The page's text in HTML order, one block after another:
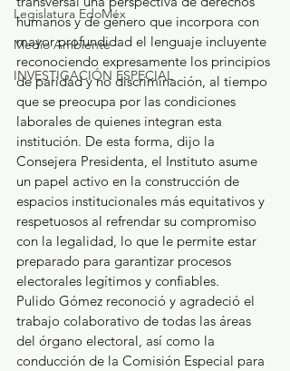
Legislatura EdoMéx
Medio Ambiente
INVESTIGACIÓN ESPECIAL
humanos y de género que incorpora con
mayor profundidad el lenguaje incluyente
reconociendo expresamente los principios
de paridad y no discriminación, al tiempo
que se preocupa por las condiciones
laborales de quienes integran esta
institución. De esta forma, dijo la
Consejera Presidenta, el Instituto asume
un papel activo en la construcción de
espacios institucionales más equitativos y
respetuosos al refrendar su compromiso
con la legalidad, lo que le permite estar
preparado para garantizar procesos
electorales legítimos y confiables.
Pulido Gómez reconoció y agradeció el
trabajo colaborativo de todas las áreas
del órgano electoral, así como la
conducción de la Comisión Especial para